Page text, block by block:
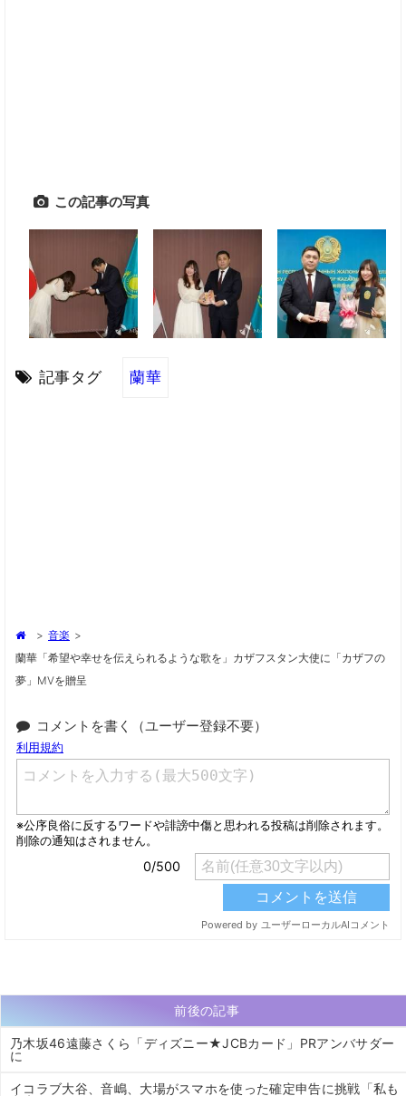
この記事の写真
記事タグ 蘭華
> 音楽 >
蘭華「希望や幸せを伝えられるような歌を」カザフスタン大使に「カザフの
夢」MVを贈呈
コメントを書く（ユーザー登録不要）
前後の記事
乃木坂46遠藤さくら「ディズニー★JCBカード」PRアンバサダー
に
イコラブ大谷、音嶋、大場がスマホを使った確定申告に挑戦「私も